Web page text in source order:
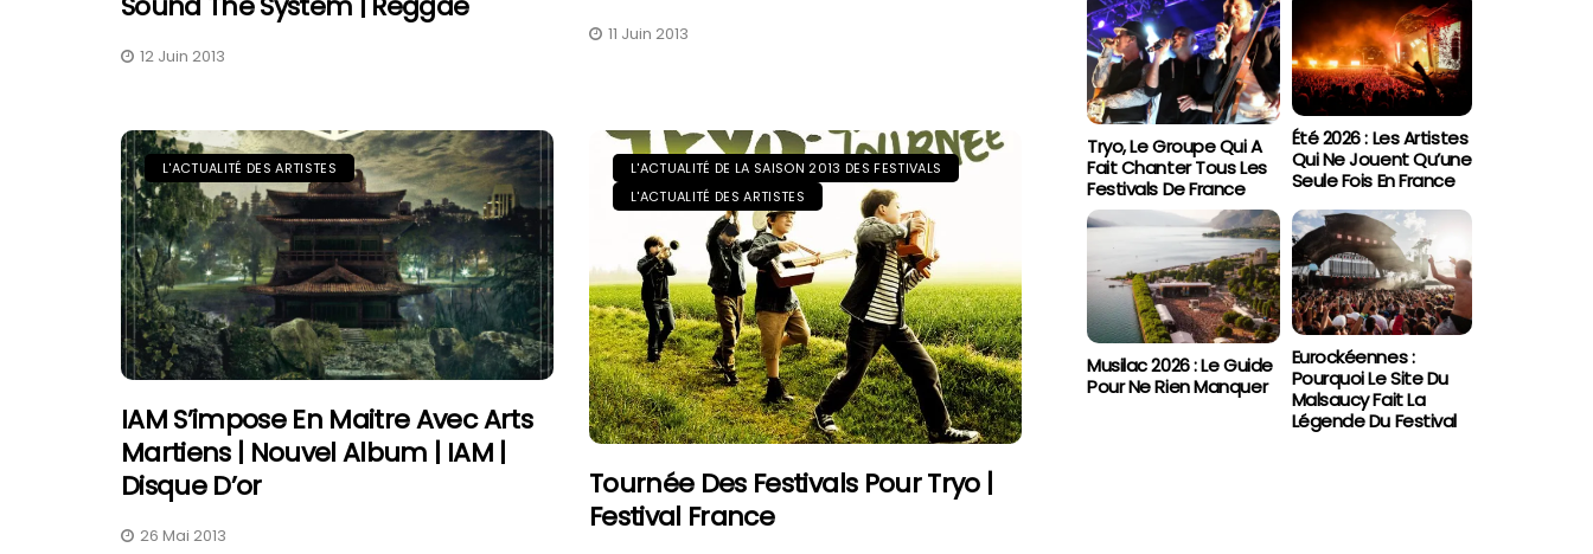
12 Juin 2013
11 Juin 2013
L'ACTUALITÉ DES ARTISTES
IAM S’impose En Maitre Avec Arts
Martiens | Nouvel Album | IAM |
Disque D’or
26 Mai 2013
L'ACTUALITÉ DE LA SAISON 2013 DES FESTIVALS
L'ACTUALITÉ DES ARTISTES
Tournée Des Festivals Pour Tryo |
Festival France
Tryo, Le Groupe Qui A
Fait Chanter Tous Les
Festivals De France
Été 2026 : Les Artistes
Qui Ne Jouent Qu’une
Seule Fois En France
Musilac 2026 : Le Guide
Pour Ne Rien Manquer
Eurockéennes :
Pourquoi Le Site Du
Malsaucy Fait La
Légende Du Festival